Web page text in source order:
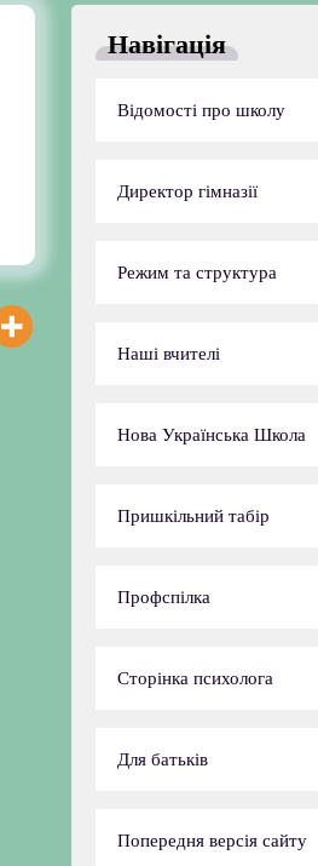
Навігація
Відомості про школу
Директор гімназії
Режим та структура
Наші вчителі
Нова Українська Школа
Пришкільний табір
Профспілка
Сторінка психолога
Для батьків
Попередня версія сайту